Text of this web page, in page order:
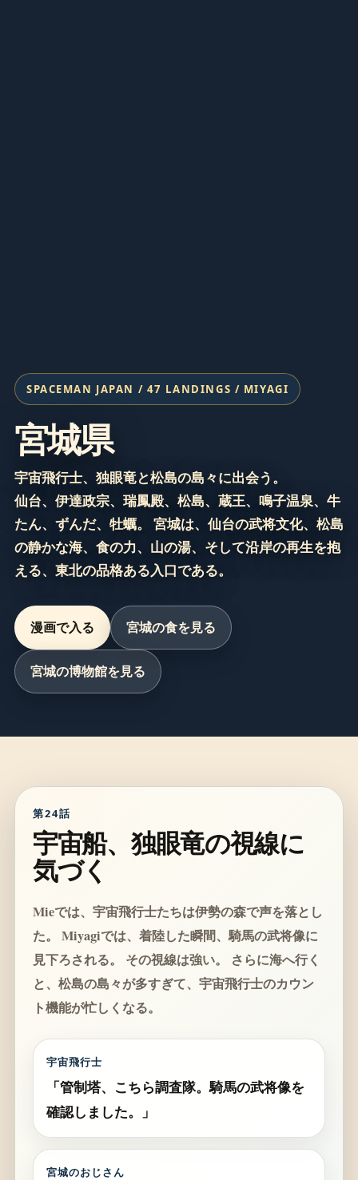
SPACEMAN JAPAN / 47 LANDINGS / MIYAGI
宮城県
宇宙飛行士、独眼竜と松島の島々に出会う。
仙台、伊達政宗、瑞鳳殿、松島、蔵王、鳴子温泉、牛
たん、ずんだ、牡蠣。 宮城は、仙台の武将文化、松島
の静かな海、食の力、山の湯、そして沿岸の再生を抱
える、東北の品格ある入口である。
漫画で入る 宮城の食を見る
宮城の博物館を見る
第24話
宇宙船、独眼竜の視線に
気づく
Mieでは、宇宙飛行士たちは伊勢の森で声を落とし
た。 Miyagiでは、着陸した瞬間、騎馬の武将像に
見下ろされる。 その視線は強い。 さらに海へ行く
と、松島の島々が多すぎて、宇宙飛行士のカウン
ト機能が忙しくなる。
宇宙飛行士
「管制塔、こちら調査隊。騎馬の武将像を
確認しました。」
宮城のおじさん